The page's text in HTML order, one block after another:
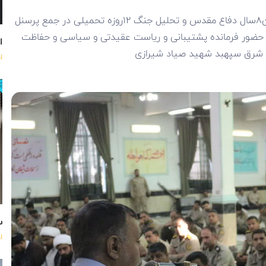
سخنرانی و روایت گری به مناسبت دوران درخشان۸سال دفاع مقدس و تحلیل جنگ ۱۲روزه تحمیلی در جمع پرسنل
منطقه ۵ نزاجا در مورخه ۱/ 7 /۱۴۰۴ با حضور فرمانده پشتیبانی و ریاست عقیدتی و سیاسی و حفاظت
شرق سپهبد شهید صیاد شیرازی